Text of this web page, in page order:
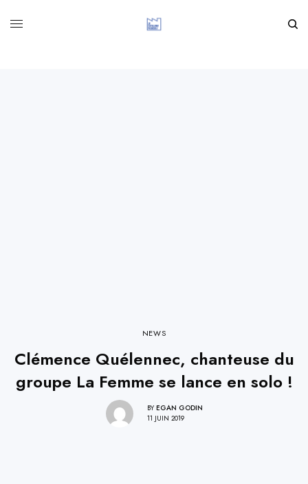
NEWS
Clémence Quélennec, chanteuse du
groupe La Femme se lance en solo !
BY EGAN GODIN
11 JUIN 2019